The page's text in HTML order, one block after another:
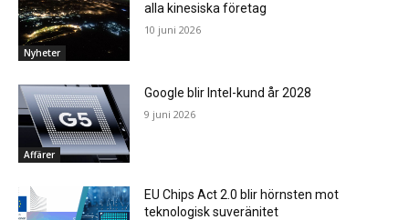
Nyheter
alla kinesiska företag
10 juni 2026
Affärer
Google blir Intel-kund år 2028
9 juni 2026
EU Chips Act 2.0 blir hörnsten mot
teknologisk suveränitet